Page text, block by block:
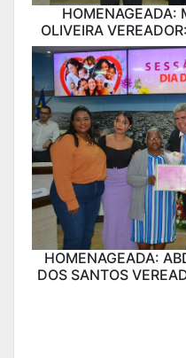
HOMENAGEADA:
OLIVEIRA
HOMENAGEADA:
DOS SANTOS